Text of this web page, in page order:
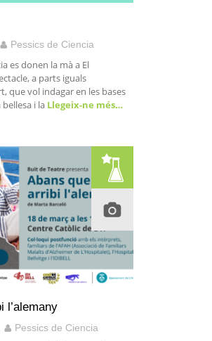
Pessics de Ciencia
es donen la mà a El
a parts iguals
que vol indagar en les bases
i laLlegeix-ne més…
l’alemany
Pessics de Ciencia